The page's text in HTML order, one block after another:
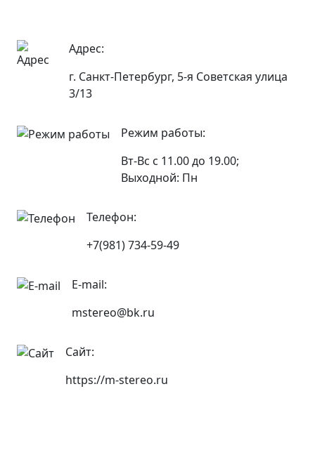
Адрес:
г. Санкт-Петербург, 5-я Советская улица
3/13
Режим работы:
Вт-Вс с 11.00 до 19.00;
Выходной: Пн
Телефон:
+7(981) 734-59-49
E-mail:
mstereo@bk.ru
Сайт:
https://m-stereo.ru